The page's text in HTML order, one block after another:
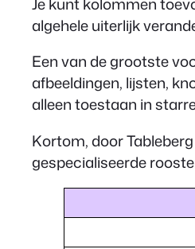
algehele uiterlijk
Een van de grootste
afbeeldingen, lijsten,
alleen toestaan in
Kortom, door
gespecialiseerde